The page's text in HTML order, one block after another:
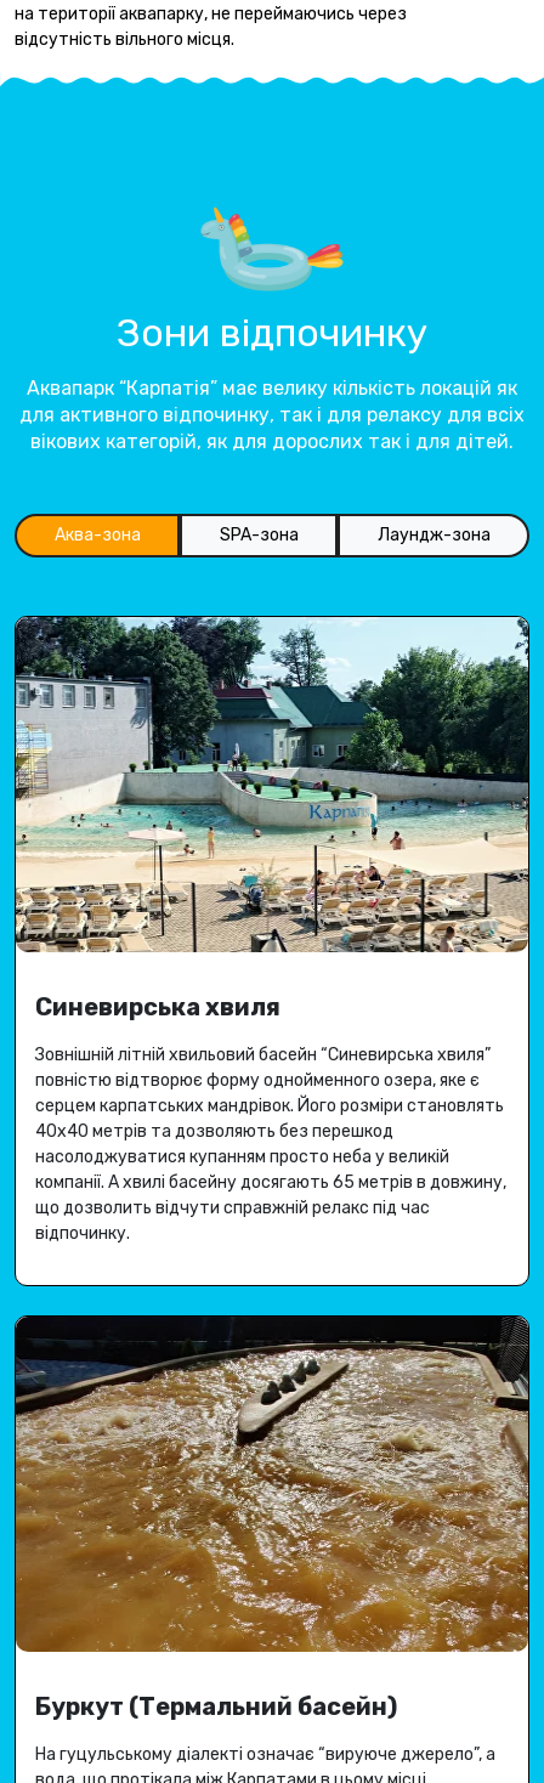
на території аквапарку, не переймаючись через
відсутність вільного місця.
Зони відпочинку
Аквапарк “Карпатія” має велику кількість локацій як
для активного відпочинку, так і для релаксу для всіх
вікових категорій, як для дорослих так і для дітей.
Аква-зона SPA-зона Лаундж-зона
Синевирська хвиля
Зовнішній літній хвильовий басейн “Синевирська хвиля”
повністю відтворює форму однойменного озера, яке є
серцем карпатських мандрівок. Його розміри становлять
40х40 метрів та дозволяють без перешкод
насолоджуватися купанням просто неба у великій
компанії. А хвилі басейну досягають 65 метрів в довжину,
що дозволить відчути справжній релакс під час
відпочинку.
Буркут (Термальний басейн)
На гуцульському діалекті означає “вируюче джерело”, а